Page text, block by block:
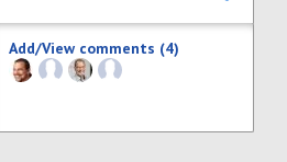
Add/View comments (4)